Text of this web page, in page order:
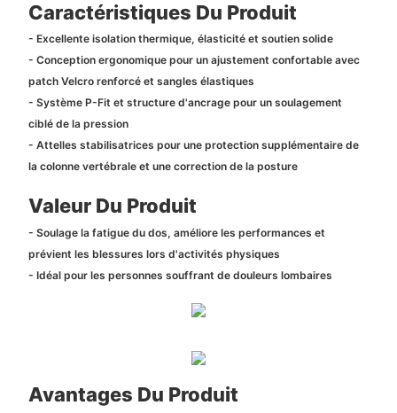
Caractéristiques Du Produit
- Excellente isolation thermique, élasticité et soutien solide
- Conception ergonomique pour un ajustement confortable avec
patch Velcro renforcé et sangles élastiques
- Système P-Fit et structure d'ancrage pour un soulagement
ciblé de la pression
- Attelles stabilisatrices pour une protection supplémentaire de
la colonne vertébrale et une correction de la posture
Valeur Du Produit
- Soulage la fatigue du dos, améliore les performances et
prévient les blessures lors d'activités physiques
- Idéal pour les personnes souffrant de douleurs lombaires
Avantages Du Produit